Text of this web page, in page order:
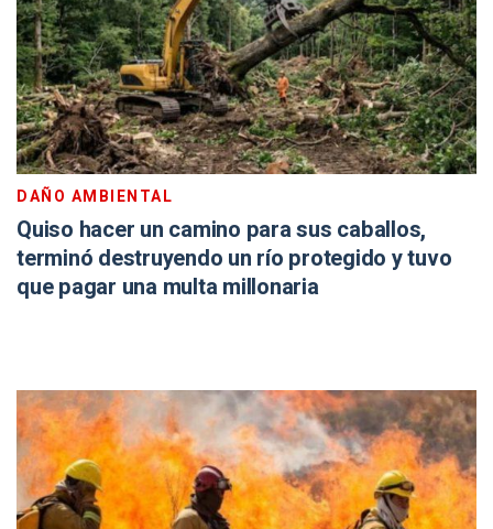
DAÑO AMBIENTAL
Quiso hacer un camino para sus caballos,
terminó destruyendo un río protegido y tuvo
que pagar una multa millonaria